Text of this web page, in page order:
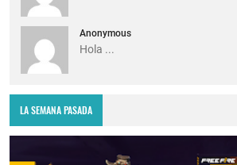
Anonymous
Hola ...
LA SEMANA PASADA